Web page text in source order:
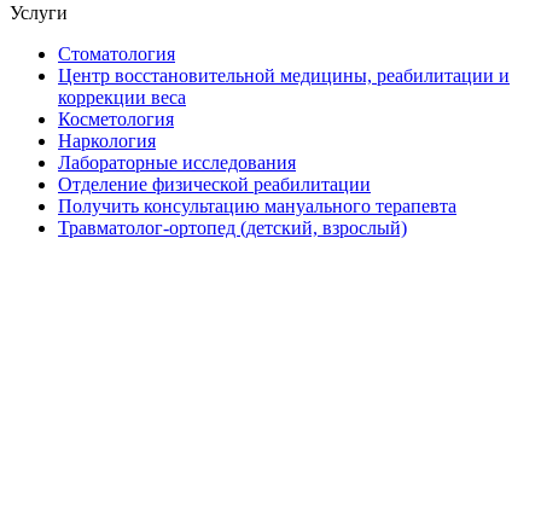
Услуги
Стоматология
Центр восстановительной медицины, реабилитации и
коррекции веса
Косметология
Наркология
Лабораторные исследования
Отделение физической реабилитации
Получить консультацию мануального терапевта
Травматолог-ортопед (детский, взрослый)